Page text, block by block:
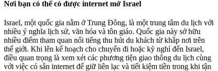
Nơi bạn có thể có được internet mở Israel
Israel, một quốc gia nằm ở Trung Đông, là một trung tâm du lịch với
nhiều ý nghĩa lịch sử, văn hóa và tôn giáo. Quốc gia này sở hữu
nhiều điểm tham quan nổi tiếng thu hút du khách từ khắp nơi trên
thế giới. Khi lên kế hoạch cho chuyến đi hoặc kỳ nghỉ đến Israel,
điều quan trọng là xem xét các phương tiện giao thông du lịch cùng
với việc có sẵn internet để giữ liên lạc và tiết kiệm tiền trong khi tận